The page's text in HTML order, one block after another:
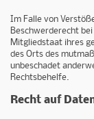
Im Falle von
Beschwerderecht
Mitgliedstaat ihres
des Orts des
unbeschadet
Rechtsbehelfe.
Recht auf